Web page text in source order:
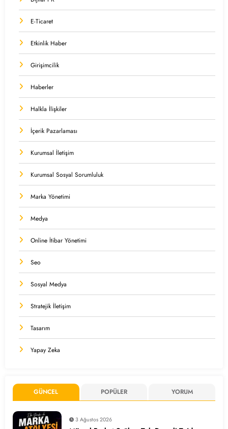
E-Ticaret
Etkinlik Haber
Girişimcilik
Haberler
Halkla İlişkiler
İçerik Pazarlaması
Kurumsal İletişim
Kurumsal Sosyal Sorumluluk
Marka Yönetimi
Medya
Online İtibar Yönetimi
Seo
Sosyal Medya
Stratejik İletişim
Tasarım
Yapay Zeka
GÜNCEL POPÜLER YORUM
3 Ağustos 2026